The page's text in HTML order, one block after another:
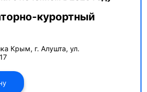
курортный
Крым, г. Алушта, ул.